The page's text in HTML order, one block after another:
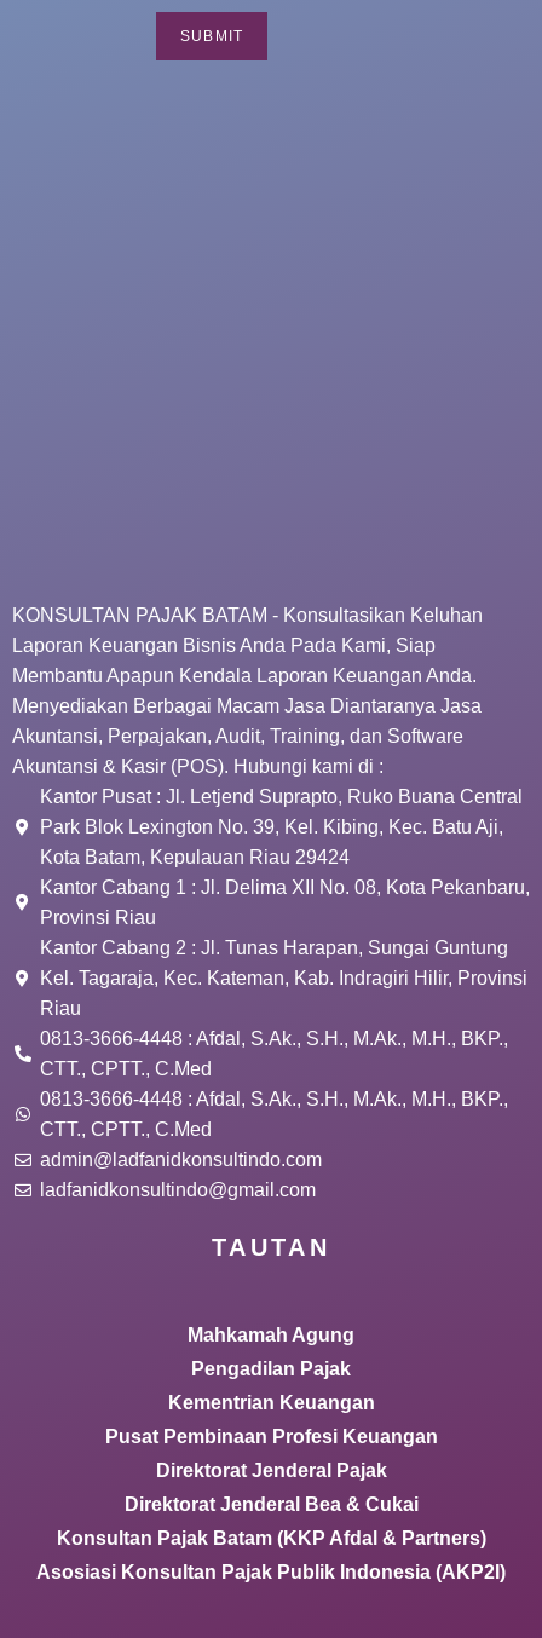
SUBMIT
KONSULTAN PAJAK BATAM - Konsultasikan Keluhan
Laporan Keuangan Bisnis Anda Pada Kami, Siap
Membantu Apapun Kendala Laporan Keuangan Anda.
Menyediakan Berbagai Macam Jasa Diantaranya Jasa
Akuntansi, Perpajakan, Audit, Training, dan Software
Akuntansi & Kasir (POS). Hubungi kami di :
Kantor Pusat : Jl. Letjend Suprapto, Ruko Buana Central
Park Blok Lexington No. 39, Kel. Kibing, Kec. Batu Aji,
Kota Batam, Kepulauan Riau 29424
Kantor Cabang 1 : Jl. Delima XII No. 08, Kota Pekanbaru,
Provinsi Riau
Kantor Cabang 2 : Jl. Tunas Harapan, Sungai Guntung
Kel. Tagaraja, Kec. Kateman, Kab. Indragiri Hilir, Provinsi
Riau
0813-3666-4448 : Afdal, S.Ak., S.H., M.Ak., M.H., BKP.,
CTT., CPTT., C.Med
0813-3666-4448 : Afdal, S.Ak., S.H., M.Ak., M.H., BKP.,
CTT., CPTT., C.Med
admin@ladfanidkonsultindo.com
ladfanidkonsultindo@gmail.com
TAUTAN
Mahkamah Agung
Pengadilan Pajak
Kementrian Keuangan
Pusat Pembinaan Profesi Keuangan
Direktorat Jenderal Pajak
Direktorat Jenderal Bea & Cukai
Konsultan Pajak Batam (KKP Afdal & Partners)
Asosiasi Konsultan Pajak Publik Indonesia (AKP2I)